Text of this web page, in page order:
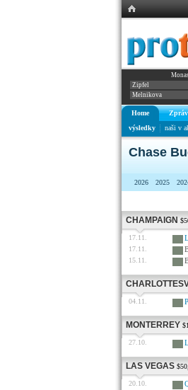
Zipfel
Melnikova
Home
výsledky
naši v
Chase
2026 2025
CHAMPAIGN
17.11.
17.11.
15.11.
04.11.
MONTERREY
27.10.
LAS VEGAS
20.10.